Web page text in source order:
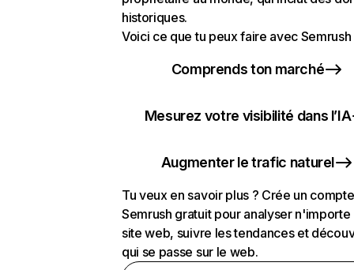
historiques.
Voici ce que tu peux faire avec Semrush
Comprends ton marché
Mesurez votre visibilité dans l’IA
Augmenter le trafic naturel
Tu veux en savoir plus ? Crée un compte
Semrush gratuit pour analyser n'importe
site web, suivre les tendances et
qui se passe sur le web.